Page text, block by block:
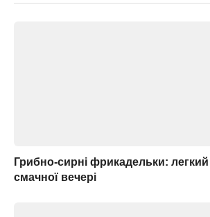
Грибно-сирні фрикадельки:
смачної вечері